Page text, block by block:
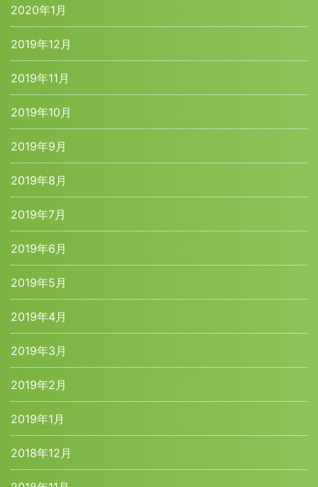
2020年1月
2019年12月
2019年11月
2019年10月
2019年9月
2019年8月
2019年7月
2019年6月
2019年5月
2019年4月
2019年3月
2019年2月
2019年1月
2018年12月